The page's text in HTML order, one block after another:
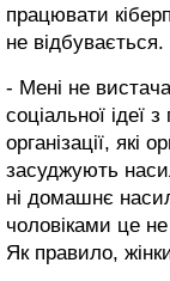
працювати
не відбувається.
- Мені не
соціальної ідеї
організації, які
засуджують
ні домашнє
чоловіками це
Як правило,